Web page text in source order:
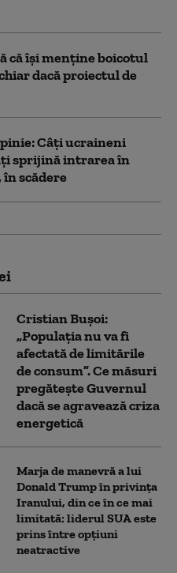
că îşi menţine boicotul
dacă proiectul de
Câți ucraineni
sprijină intrarea în
scădere
Cristian Bușoi:
„Populația nu va fi
afectată de limitările
de consum”. Ce măsuri
pregătește Guvernul
dacă se agravează criza
energetică
Marja de manevră a lui
Donald Trump în privința
Iranului, din ce în ce mai
limitată: liderul SUA este
prins între opțiuni
neatractive